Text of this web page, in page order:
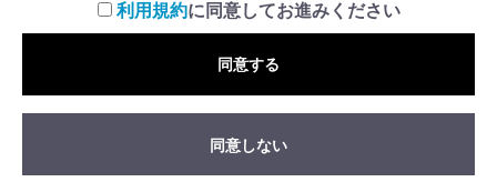
利用規約に同意してお進みください
同意する
同意しない